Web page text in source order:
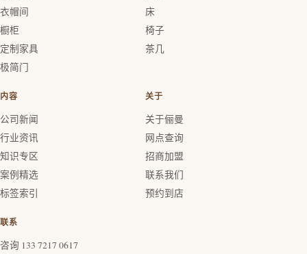
衣帽间
橱柜
定制家具
极简门
床
椅子
茶几
内容
公司新闻
行业资讯
知识专区
案例精选
标签索引
关于
关于俪曼
网点查询
招商加盟
联系我们
预约到店
联系
咨询 133 7217 0617